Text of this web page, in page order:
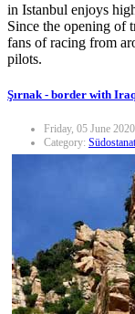
in Istanbul enjoys
Since the opening of
fans of racing from
pilots.
Şırnak - border with
Friday, 05 June
Category: